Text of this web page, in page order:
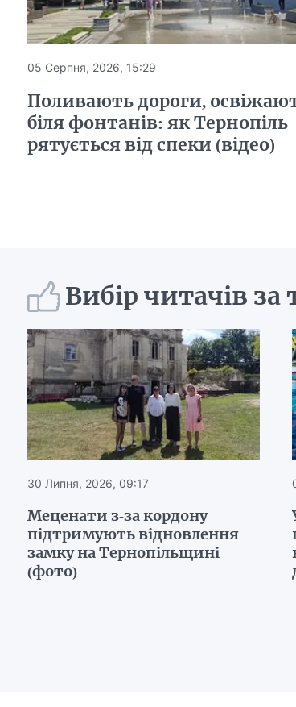
05 Серпня, 2026, 15:29
Поливають дороги,
біля фонтанів: як Тернопіль
рятується від спеки (відео)
Вибір читачів
30 Липня, 2026, 09:17
Меценати з-за кордону
підтримують відновлення
замку на Тернопільщині
(фото)